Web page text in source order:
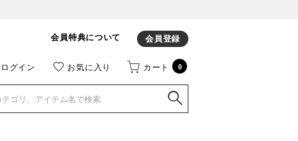
会員特典について 会員登録
ログイン お気に入り カート 0